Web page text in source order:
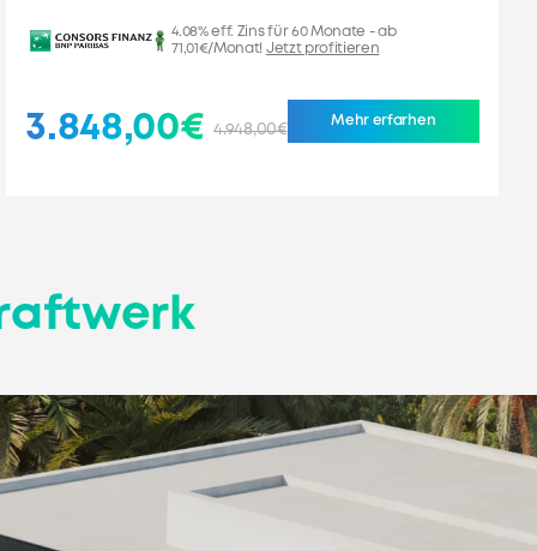
4.08% eff. Zins für 60 Monate - ab
71,01€/Monat! Jetzt profitieren
3.848,00€ 4.948,00€
Mehr erfarhen